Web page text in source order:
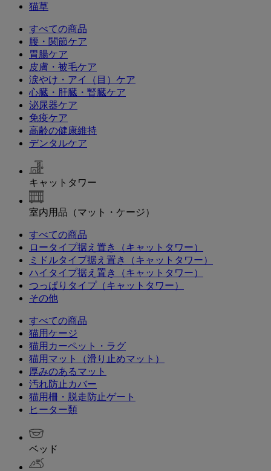
猫草
すべての商品
腰・関節ケア
胃腸ケア
皮膚・被毛ケア
涙やけ・アイ（目）ケア
心臓・肝臓・腎臓ケア
泌尿器ケア
免疫ケア
高齢の健康維持
デンタルケア
キャットタワー
室内用品（マット・ケージ）
すべての商品
ロータイプ据え置き（キャットタワー）
ミドルタイプ据え置き（キャットタワー）
ハイタイプ据え置き（キャットタワー）
つっぱりタイプ（キャットタワー）
その他
すべての商品
猫用ケージ
猫用カーペット・ラグ
猫用マット（滑り止めマット）
厚みのあるマット
汚れ防止カバー
猫用柵・脱走防止ゲート
ヒーター類
ベッド